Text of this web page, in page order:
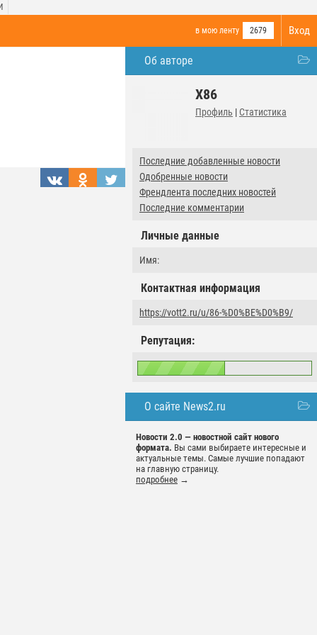
Вход
в мою ленту 2679
Об авторе
X86
Профиль | Статистика
Последние добавленные новости
Одобренные новости
Френдлента последних новостей
Последние комментарии
Личные данные
Имя:
Контактная информация
https://vott2.ru/u/86-%D0%BE%D0%B9/
Репутация:
О сайте News2.ru
Новости 2.0 — новостной сайт нового
формата. Вы сами выбираете интересные и
актуальные темы. Самые лучшие попадают
на главную страницу.
подробнее →